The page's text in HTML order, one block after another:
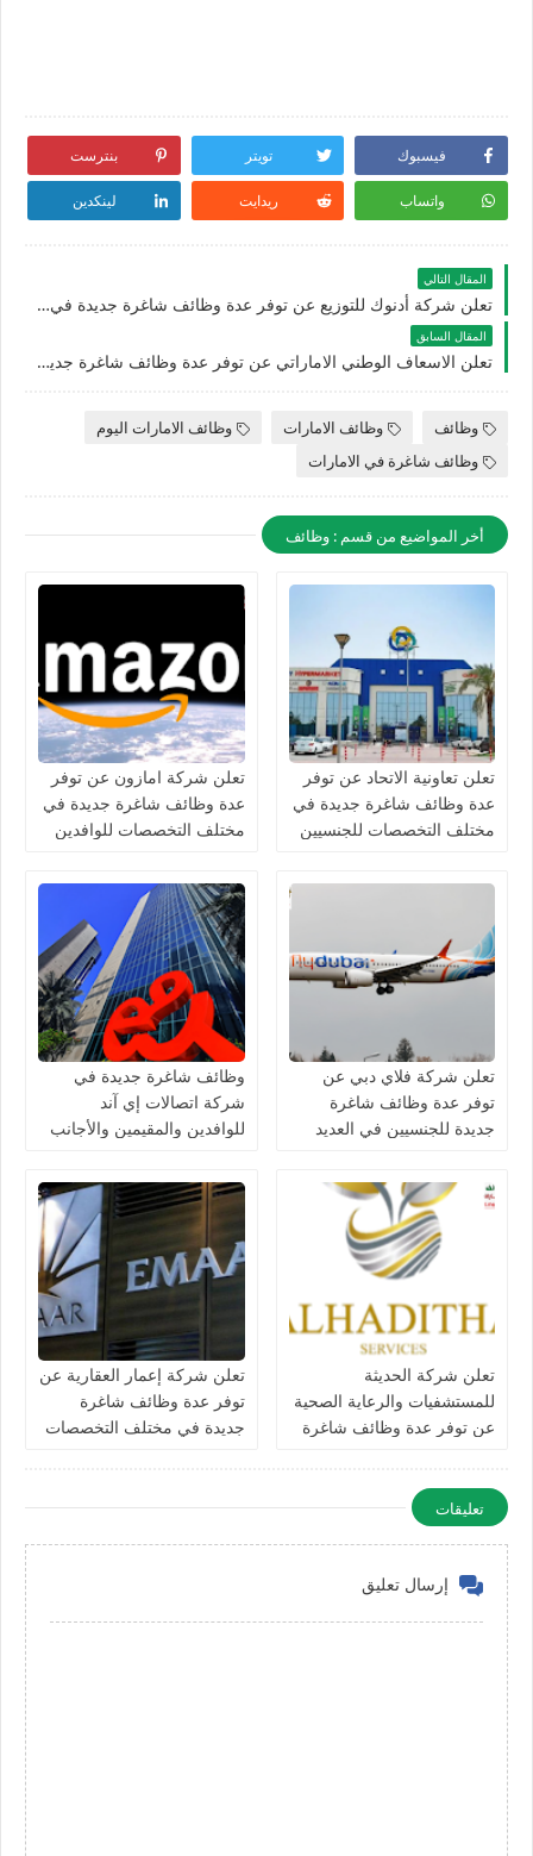
فيسبوك تويتر بنترست
واتساب ريدايت لينكدين
المقال التالي
تعلن شركة أدنوك للتوزيع عن توفر عدة وظائف شاغرة جديدة في مختلف التخصصات في الامارات
المقال السابق
تعلن الاسعاف الوطني الاماراتي عن توفر عدة وظائف شاغرة جديدة للوافدين والأجانب في الامارات
وظائف وظائف الامارات
وظائف الامارات اليوم
وظائف شاغرة في الامارات
أخر المواضيع من قسم : وظائف
تعلن تعاونية الاتحاد عن توفر
عدة وظائف شاغرة جديدة في
مختلف التخصصات للجنسيين
تعلن شركة امازون عن توفر
عدة وظائف شاغرة جديدة في
مختلف التخصصات للوافدين
تعلن شركة فلاي دبي عن
توفر عدة وظائف شاغرة
جديدة للجنسيين في العديد
وظائف شاغرة جديدة في
شركة اتصالات إي آند
للوافدين والمقيمين والأجانب
تعلن شركة الحديثة
للمستشفيات والرعاية الصحية
عن توفر عدة وظائف شاغرة
تعلن شركة إعمار العقارية عن
توفر عدة وظائف شاغرة
جديدة في مختلف التخصصات
تعليقات
إرسال تعليق